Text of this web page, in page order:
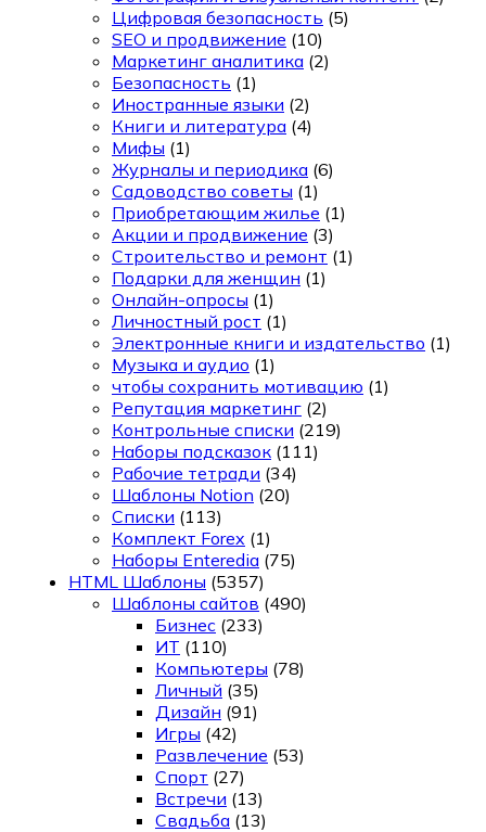
Цифровая безопасность (5)
SEO и продвижение (10)
Маркетинг аналитика (2)
Безопасность (1)
Иностранные языки (2)
Книги и литература (4)
Мифы (1)
Журналы и периодика (6)
Садоводство советы (1)
Приобретающим жилье (1)
Акции и продвижение (3)
Строительство и ремонт (1)
Подарки для женщин (1)
Онлайн-опросы (1)
Личностный рост (1)
Электронные книги и издательство (1)
Музыка и аудио (1)
чтобы сохранить мотивацию (1)
Репутация маркетинг (2)
Контрольные списки (219)
Наборы подсказок (111)
Рабочие тетради (34)
Шаблоны Notion (20)
Списки (113)
Комплект Forex (1)
Наборы Enteredia (75)
HTML Шаблоны (5357)
Шаблоны сайтов (490)
Бизнес (233)
ИТ (110)
Компьютеры (78)
Личный (35)
Дизайн (91)
Игры (42)
Развлечение (53)
Спорт (27)
Встречи (13)
Свадьба (13)